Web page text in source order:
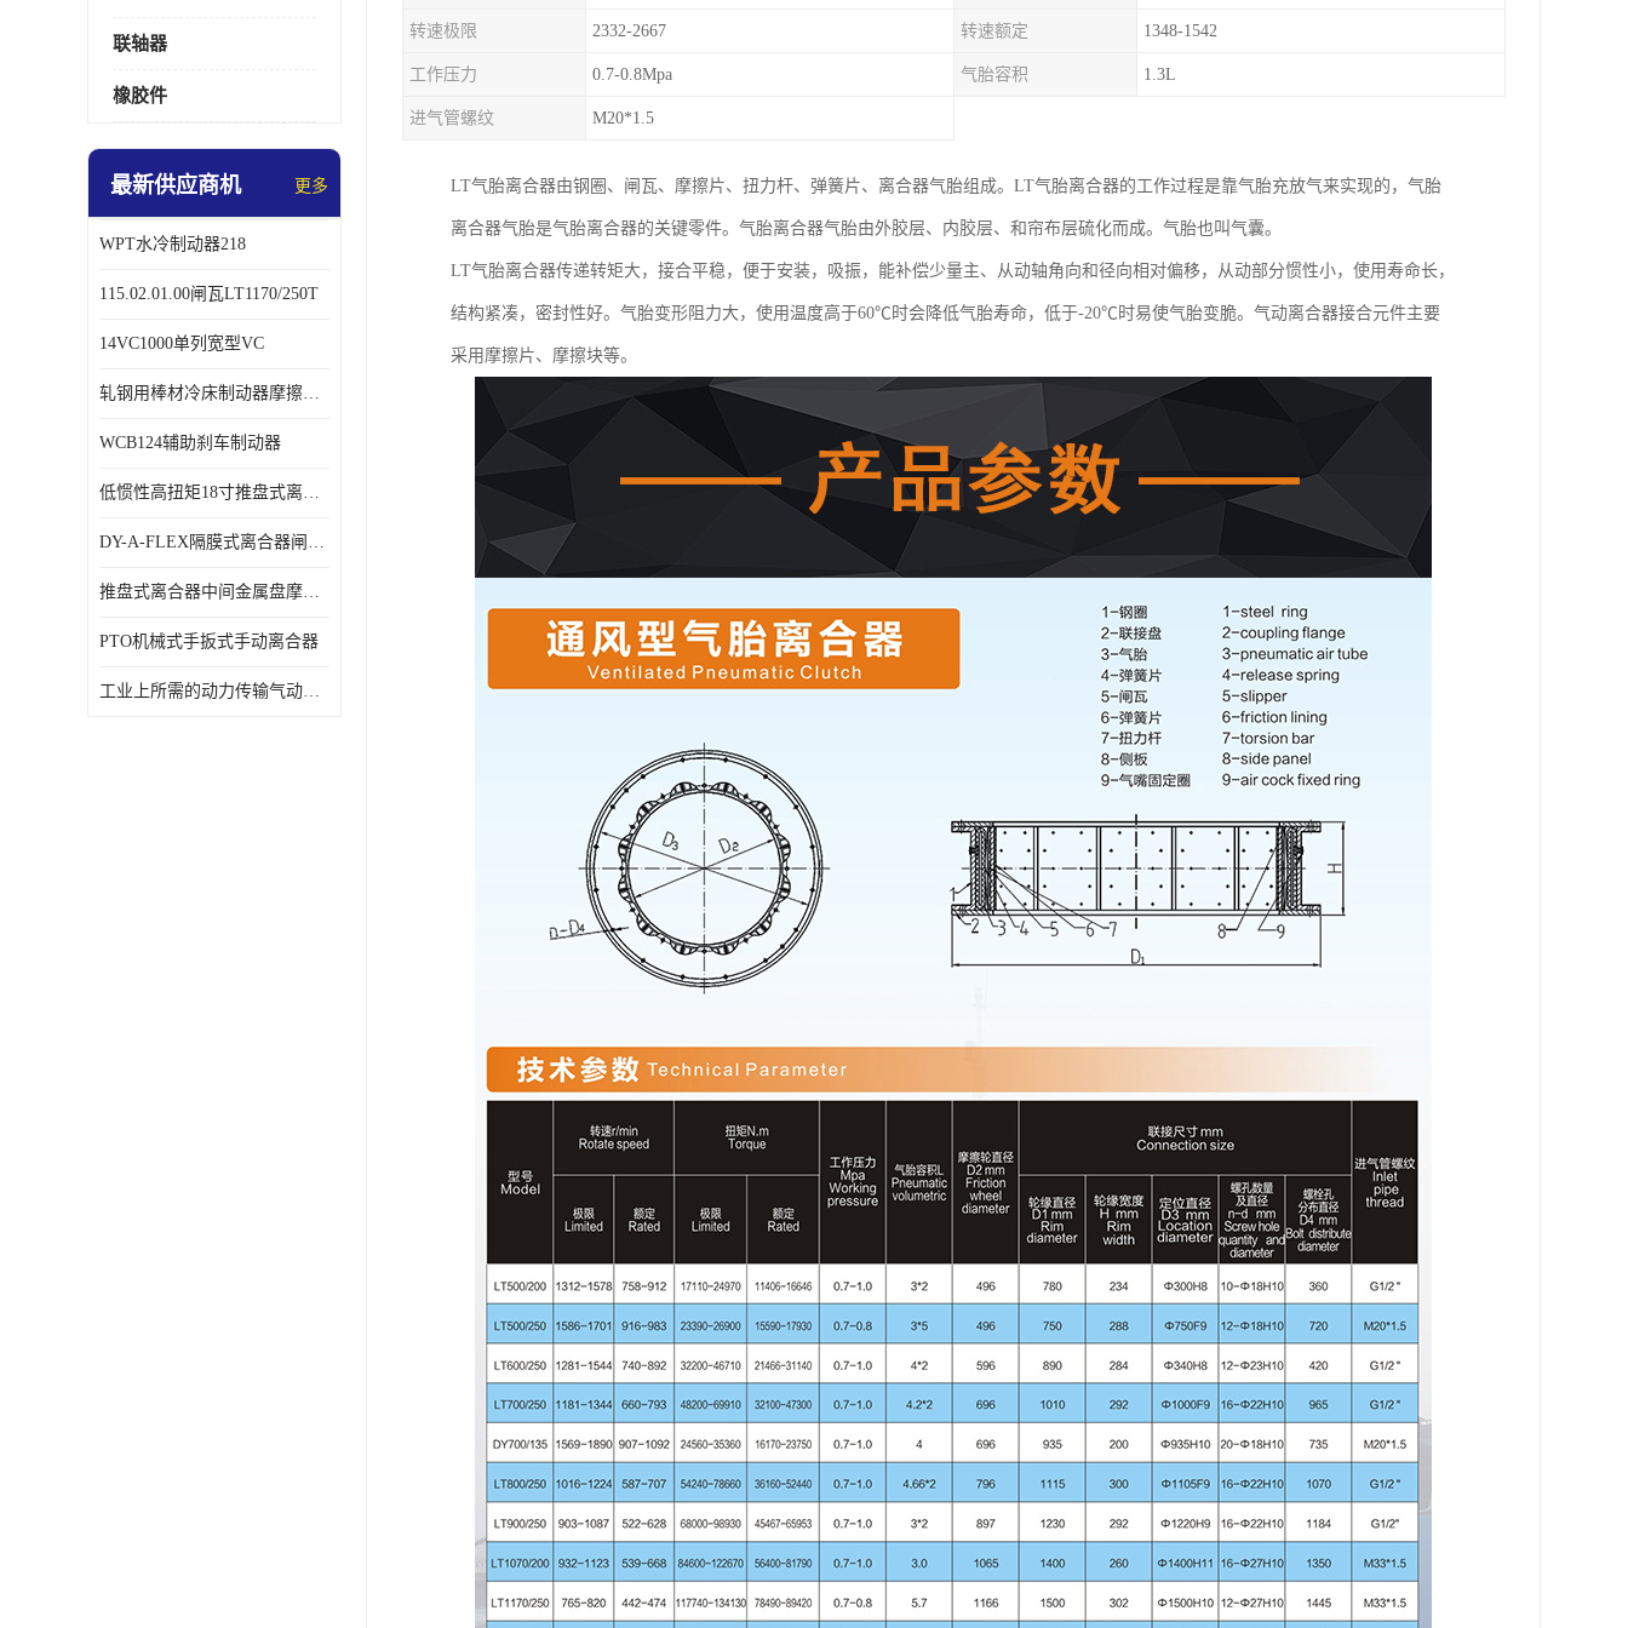
联轴器
橡胶件
最新供应商机 更多
WPT水冷制动器218
115.02.01.00闸瓦LT1170/250T
14VC1000单列宽型VC
轧钢用棒材冷床制动器摩擦片218
WCB124辅助刹车制动器
低惯性高扭矩18寸推盘式离合器中心盘齿盘W18-11-101
DY-A-FLEX隔膜式离合器闸瓦总成7015125A
推盘式离合器中间金属盘摩擦盘18寸
PTO机械式手扳式手动离合器
工业上所需的动力传输气动离合器WCB424
转速极限 2332-2667 转速额定 1348-1542
工作压力 0.7-0.8Mpa 气胎容积 1.3L
进气管螺纹 M20*1.5
LT气胎离合器由钢圈、闸瓦、摩擦片、扭力杆、弹簧片、离合器气胎组成。LT气胎离合器的工作过程是靠气胎充放气来实现的，气胎
离合器气胎是气胎离合器的关键零件。气胎离合器气胎由外胶层、内胶层、和帘布层硫化而成。气胎也叫气囊。
LT气胎离合器传递转矩大，接合平稳，便于安装，吸振，能补偿少量主、从动轴角向和径向相对偏移，从动部分惯性小，使用寿命长，
结构紧凑，密封性好。气胎变形阻力大，使用温度高于60℃时会降低气胎寿命，低于-20℃时易使气胎变脆。气动离合器接合元件主要
采用摩擦片、摩擦块等。